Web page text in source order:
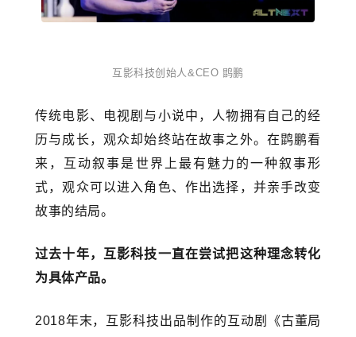
互影科技创始人&CEO 鹍鹏
传统电影、电视剧与小说中，人物拥有自己的经
历与成长，观众却始终站在故事之外。在鹍鹏看
来，互动叙事是世界上最有魅力的一种叙事形
式，观众可以进入角色、作出选择，并亲手改变
故事的结局。
过去十年，互影科技一直在尝试把这种理念转化
为具体产品。
2018年末，互影科技出品制作的互动剧《古董局